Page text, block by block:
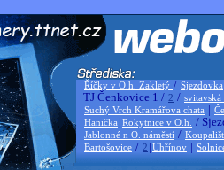
Říčky v O.h. Zakletý / Sjezdovka
TJ Čenkovice 1 / 2 / svitavská
Suchý Vrch Kramářova chata |
Hanička |Rokytnice v O.h. /
Jablonné n O. náměstí /
Bartošovice / 2 |Uhřínov |